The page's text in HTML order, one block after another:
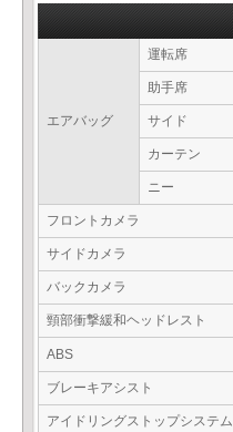
エアバッグ
運転席
助手席
サイド
カーテン
ニー
フロントカメラ
サイドカメラ
バックカメラ
頸部衝撃緩和ヘッドレスト
ABS
ブレーキアシスト
アイドリングストップシステム